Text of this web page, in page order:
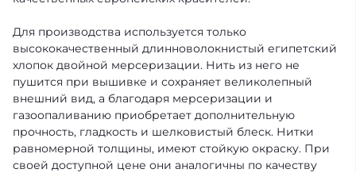
Для производства используется только
высококачественный длинноволокнистый египетский
хлопок двойной мерсеризации. Нить из него не
пушится при вышивке и сохраняет великолепный
внешний вид, а благодаря мерсеризации и
газоопаливанию приобретает дополнительную
прочность, гладкость и шелковистый блеск. Нитки
равномерной толщины, имеют стойкую окраску. При
своей доступной цене они аналогичны по качеству